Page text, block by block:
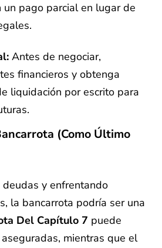
un pago parcial en lugar de
Antes de negociar,
financieros y obtenga
liquidación por escrito para
(Como Último
y enfrentando
la bancarrota podría ser una
Del Capítulo 7 puede
mientras que el